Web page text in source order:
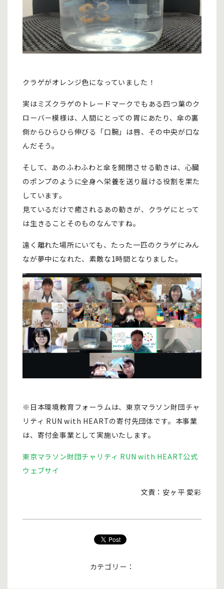
クラゲがオレンジ色になっていました！
実はミズクラゲのトレードマークでもある四つ葉のク
ローバー模様は、人間にとっての胃にあたり、傘の裏
側からひらひら伸びる「口腕」は唇、その中央が口な
んだそう。
そして、あのふわふわと傘を開閉させる動きは、心臓
のポンプのように全身へ栄養を送り届ける役割を果た
しています。
見ているだけで癒されるあの動きが、クラゲにとって
は生きることそのものなんですね。
遠く離れた場所にいても、たった一匹のクラゲにみん
なが夢中になれた、素敵な1時間となりました。
※日本環境教育フォーラムは、東京マラソン財団チャ
リティ RUN with HEARTの寄付先団体です。本事業
は、寄付金事業として実施いたします。
東京マラソン財団チャリティ RUN with HEART公式
ウェブサイ
文責：安ヶ平 愛彩
カテゴリー：